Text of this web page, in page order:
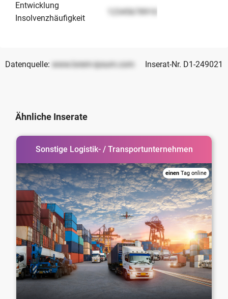
Entwicklung
Insolvenzhäufigkeit
12345678910
Datenquelle: www.lorem-ipsum.com Inserat-Nr. D1-249021
Ähnliche Inserate
Sonstige Logistik- / Transportunternehmen
einen Tag online